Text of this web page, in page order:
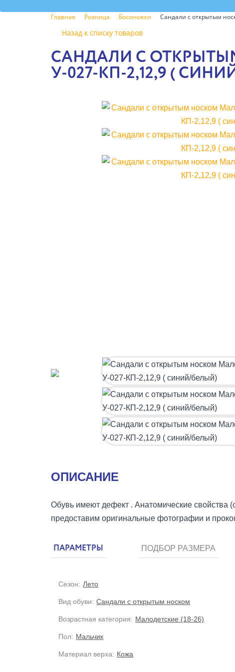
Главная
Розница Босоножки Сандали с открытым
Назад к списку товаров
САНДАЛИ С
У-027-КП-2,12,9 (
ОПИСАНИЕ
Обувь имеют дефект . Анатомические свойства
предоставим оригинальные фотографии и
ПАРАМЕТРЫ ПОДБОР РАЗМЕРА
Сезон: Лето
Вид обуви: Сандали с открытым носком
Возрастная категория: Малодетские (18-26)
Пол: Мальчик
Материал верха: Кожа